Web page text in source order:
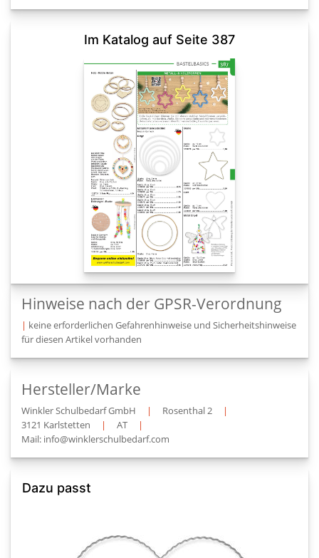
Im Katalog auf Seite 387
Hinweise nach der GPSR-Verordnung
| keine erforderlichen Gefahrenhinweise und Sicherheitshinweise
für diesen Artikel vorhanden
Hersteller/Marke
Winkler Schulbedarf GmbH | Rosenthal 2
|
3121 Karlstetten
| AT
|
Mail: info@winklerschulbedarf.com
Dazu passt